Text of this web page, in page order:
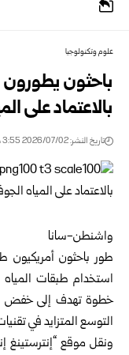
علوم وتكنولوجيا
باحثون يطورون
بالاعتماد على
تاريخ النشر: 2026/07/02 3:55 مساءً
واشنطن-سانا
طور باحثون أمريكيون
استخدام طبقات المياه
خطوة تهدف إلى خفض
التوسع المتزايد في
ونقل موقع “إنترستينغ